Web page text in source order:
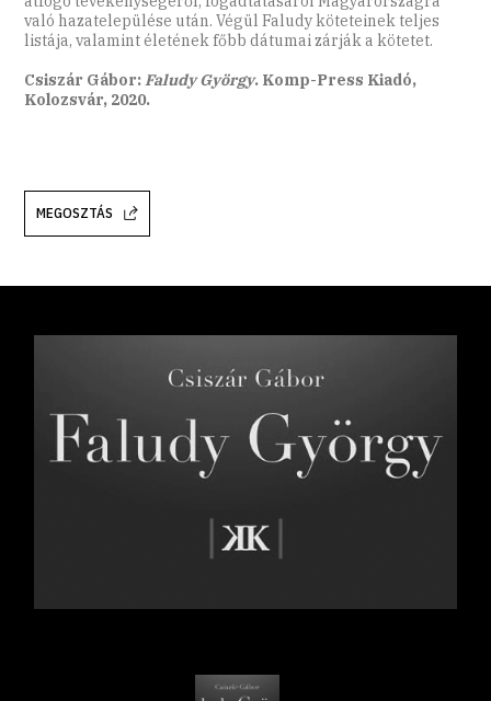
való hazatelepülése után. Végül Faludy köteteinek teljes
listája, valamint életének főbb dátumai zárják a kötetet.
Csiszár Gábor:Faludy György. Komp-Press Kiadó,
Kolozsvár, 2020.
MEGOSZTÁS